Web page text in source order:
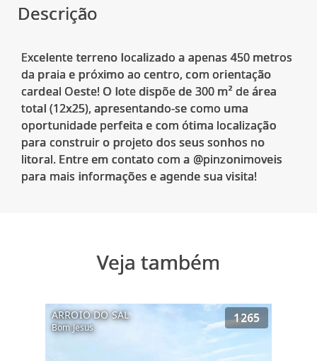
Descrição
Excelente terreno localizado a apenas 450 metros
da praia e próximo ao centro, com orientação
cardeal Oeste! O lote dispõe de 300 m² de área
total (12x25), apresentando-se como uma
oportunidade perfeita e com ótima localização
para construir o projeto dos seus sonhos no
litoral. Entre em contato com a @pinzonimoveis
Veja também
ARROIO DO SAL
Bom Jesus
1265